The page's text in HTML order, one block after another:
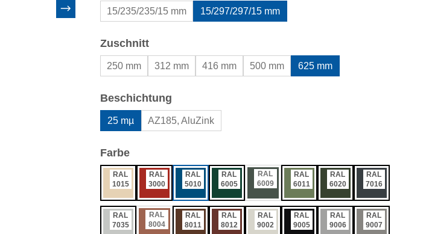
15/235/235/15 mm 15/297/297/15 mm
Zuschnittauswählen
250 mm 312 mm 416 mm 500 mm 625 mm
Beschichtung
25 mµ AZ185, AluZink
Farbeauswählen
RAL
1015
RAL
3000
RAL
5010
RAL
6005
RAL
6009
RAL
6011
RAL
6020
RAL
7016
RAL
7035
RAL
8004
RAL
8011
RAL
8012
RAL
9002
RAL
9005
RAL
9006
RAL
9007